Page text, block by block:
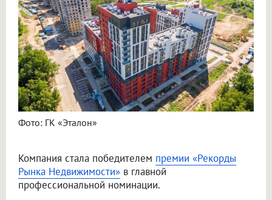
Фото: ГК «Эталон»
Компания стала победителем премии «Рекорды
Рынка Недвижимости» в главной
профессиональной номинации.